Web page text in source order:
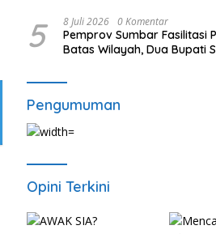
5 8 Juli 2026 0 Komentar
Pemprov Sumbar Fasilitasi
Batas Wilayah, Dua Bupati
Pengumuman
Opini Terkini